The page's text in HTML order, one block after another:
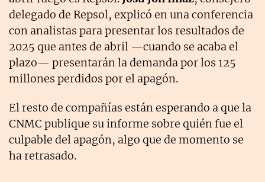
delegado de Repsol, explicó en una conferencia
con analistas para presentar los resultados de
2025 que antes de abril —cuando se acaba el
plazo— presentarán la demanda por los 125
millones perdidos por el apagón.
El resto de compañías están esperando a que la
CNMC publique su informe sobre quién fue el
culpable del apagón, algo que de momento se
ha retrasado.